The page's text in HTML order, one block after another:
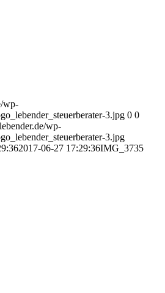
wp-
3.jpg 0 0
wp-
3.jpg
2017-06-27 17:29:36IMG_3735